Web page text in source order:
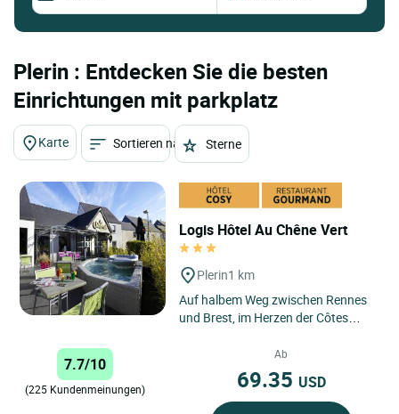
Plerin : Entdecken Sie die besten
Einrichtungen mit parkplatz
Karte Sortieren nach Sterne
Logis Hôtel Au Chêne Vert
Plerin1 km
Auf halbem Weg zwischen Rennes
und Brest, im Herzen der Côtes
Hotel-Restaurant "Au Chêne...
7.7/10
(225 Kundenmeinungen)
Ab
69.35 USD